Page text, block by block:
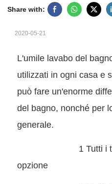
Share with:
2020-05-21
L'umile lavabo del
utilizzati in ogni casa e
può fare un'enorme
del bagno, nonché per
generale.
1 Tutti i
opzione